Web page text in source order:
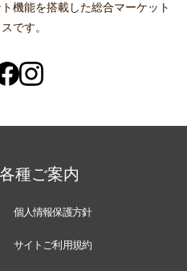
機能を搭載した総合マーケット
です。
種ご案内
個人情報保護方針
サイトご利用規約